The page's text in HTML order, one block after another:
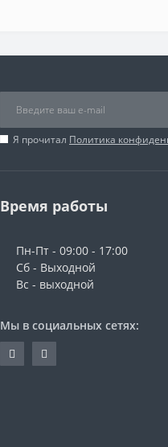
Я прочитал Политика
Время работы
Пн-Пт - 09:00 - 17:00
Сб - Выходной
Вс - выходной
Мы в социальных сетях: